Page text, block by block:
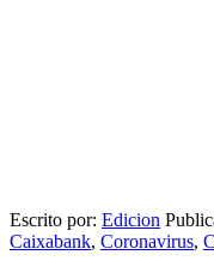
Escrito por: Edicion
Caixabank, Coronavirus,